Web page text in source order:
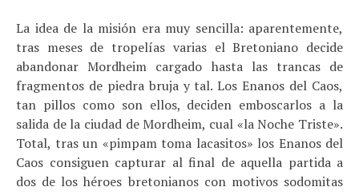
La idea de la misión era muy sencilla: aparentemente,
tras meses de tropelías varias el Bretoniano decide
abandonar Mordheim cargado hasta las trancas de
fragmentos de piedra bruja y tal. Los Enanos del Caos,
tan pillos como son ellos, deciden emboscarlos a la
salida de la ciudad de Mordheim, cual «la Noche Triste».
Total, tras un «pimpam toma lacasitos» los Enanos del
Caos consiguen capturar al final de aquella partida a
dos de los héroes bretonianos con motivos sodomitas